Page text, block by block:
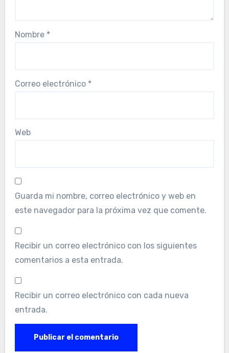
Nombre *
Correo electrónico *
Web
Guarda mi nombre, correo electrónico y web en
este navegador para la próxima vez que comente.
Recibir un correo electrónico con los siguientes
comentarios a esta entrada.
Recibir un correo electrónico con cada nueva
entrada.